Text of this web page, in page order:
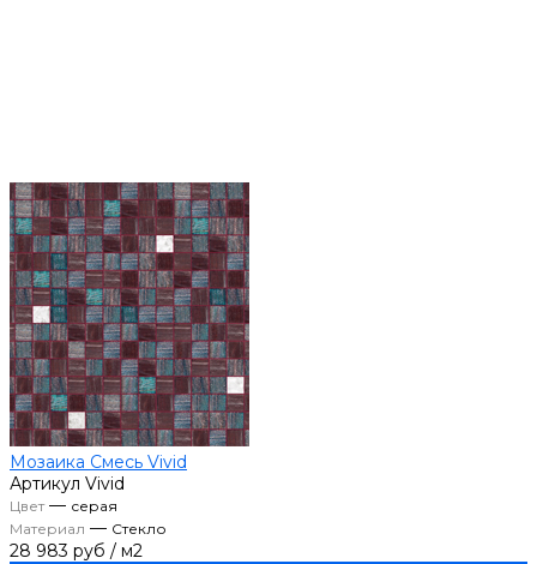
Мозаика Смесь Vivid
Артикул Vivid
Цвет— серая
Материал — Стекло
28 983 руб / м2